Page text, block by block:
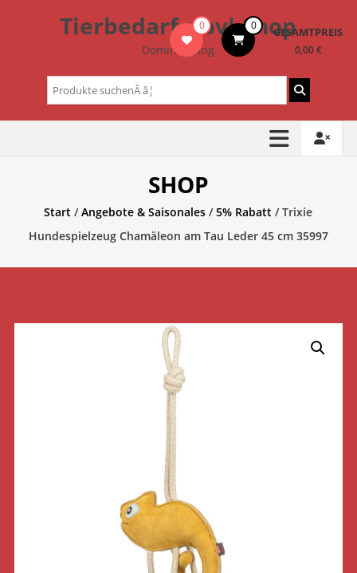
Tierbedarf – bvl-Shop
Dominik Lang
0 0 GESAMTPREIS
0,00 €
Suchen
nach:
SHOP
Start /Angebote & Saisonales /5% Rabatt / Trixie
Hundespielzeug Chamäleon am Tau Leder 45 cm 35997